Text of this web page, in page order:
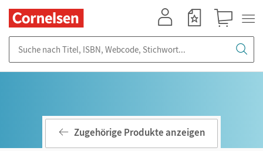
Zugehörige Produkte anzeigen